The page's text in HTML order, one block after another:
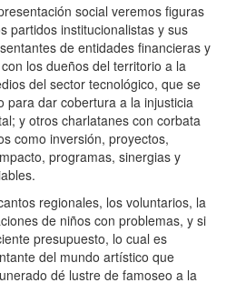
social veremos figuras
partidos institucionalistas y sus
de entidades financieras y
los dueños del territorio a la
del sector tecnológico, que se
para dar cobertura a la injusticia
y otros charlatanes con corbata
como inversión, proyectos,
programas, sinergias y
regionales, los voluntarios, la
de niños con problemas, y si
presupuesto, lo cual es
del mundo artístico que
dé lustre de famoseo a la